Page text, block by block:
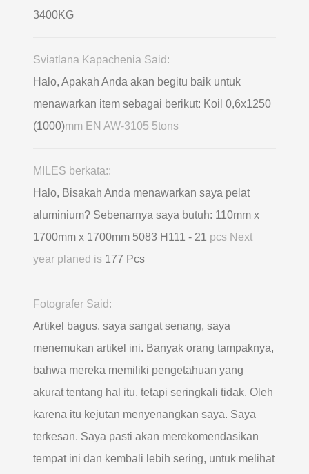
3400KG
Sviatlana Kapachenia Said:
Halo, Apakah Anda akan begitu baik untuk
menawarkan item sebagai berikut: Koil 0,6х1250
(1000)mm EN AW-3105 5tons
MILES berkata::
Halo, Bisakah Anda menawarkan saya pelat
aluminium? Sebenarnya saya butuh: 110mm x
1700mm x 1700mm 5083 H111 - 21 pcs Next
year planed is 177 Pcs
Fotografer Said:
Artikel bagus. saya sangat senang, saya
menemukan artikel ini. Banyak orang tampaknya,
bahwa mereka memiliki pengetahuan yang
akurat tentang hal itu, tetapi seringkali tidak. Oleh
karena itu kejutan menyenangkan saya. Saya
terkesan. Saya pasti akan merekomendasikan
tempat ini dan kembali lebih sering, untuk melihat